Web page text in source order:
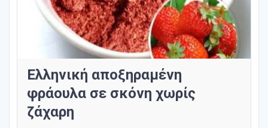
Ελληνική αποξηραμένη
φράουλα σε σκόνη χωρίς
ζάχαρη